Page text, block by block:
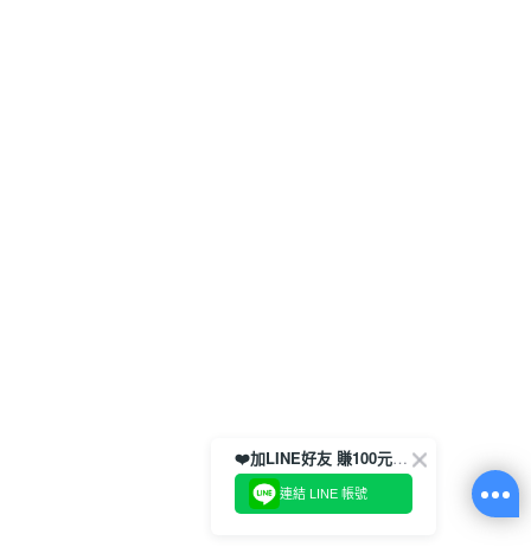
❤️加LINE好友 賺100元券！
連結 LINE 帳號